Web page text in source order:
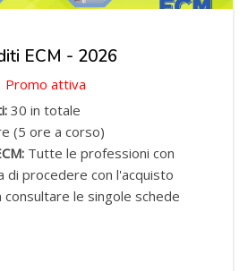
ECM - 2026
Promo attiva
30 in totale
(5 ore a corso)
Tutte le professioni con
di procedere con l'acquisto
le singole schede